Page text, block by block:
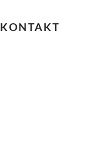
KONTAKT